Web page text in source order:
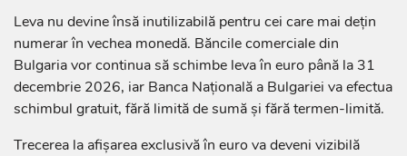
Leva nu devine însă inutilizabilă pentru cei care mai dețin
numerar în vechea monedă. Băncile comerciale din
Bulgaria vor continua să schimbe leva în euro până la 31
decembrie 2026, iar Banca Națională a Bulgariei va efectua
schimbul gratuit, fără limită de sumă și fără termen-limită.
Trecerea la afișarea exclusivă în euro va deveni vizibilă